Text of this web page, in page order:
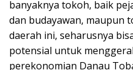
banyaknya tokoh, baik
dan budayawan, maupun
daerah ini, seharusnya
potensial untuk
perekonomian Danau